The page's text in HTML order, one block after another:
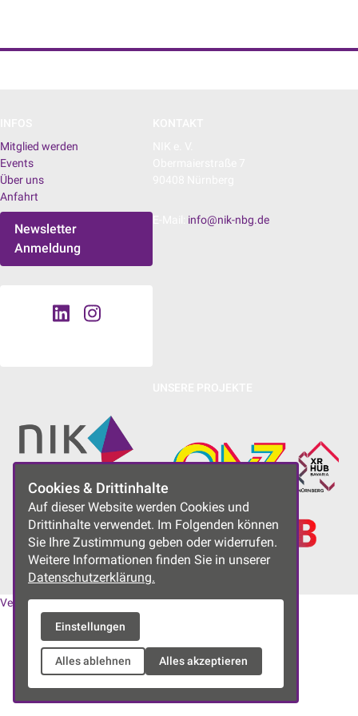
Mitglied werden
Events
Über uns
Anfahrt
Newsletter
Anmeldung
info@nik-nbg.de
Vereinssatzung|Datenschutzerklärung|Impressum
Cookies & Drittinhalte
Auf dieser Website werden Cookies und
Drittinhalte verwendet. Im Folgenden können
Sie Ihre Zustimmung geben oder widerrufen.
Weitere Informationen finden Sie in unserer
Datenschutzerklärung.
Einstellungen
Alles ablehnen Alles akzeptieren